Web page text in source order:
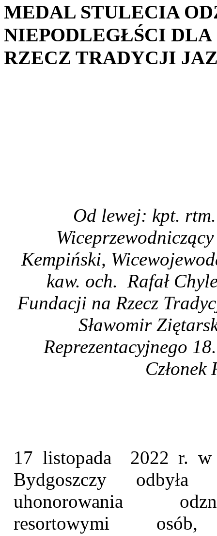
MEDAL STULECIA
NIEPODLEGŁŚCI
RZECZ TRADYCJI
Od lewej: kpt.
Kempiński,
kaw. och. Rafał
Fundacji na Rzecz
Sławomir
Reprezentacyjnego
17 listopada 2022 r. w
Bydgoszczy odbyła
uhonorowania
resortowymi osób,